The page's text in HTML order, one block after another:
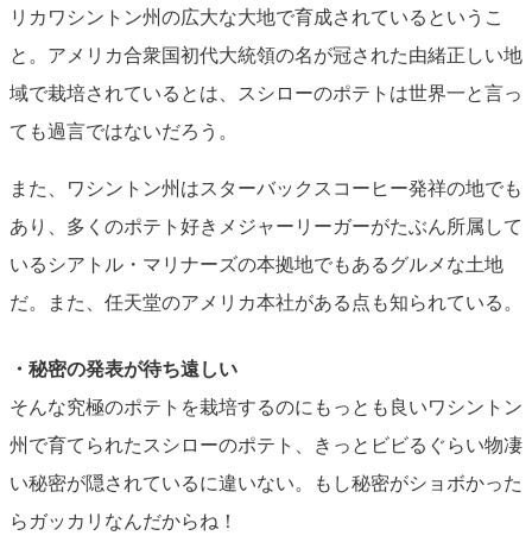
リカワシントン州の広大な大地で育成されているというこ
と。アメリカ合衆国初代大統領の名が冠された由緒正しい地
域で栽培されているとは、スシローのポテトは世界一と言っ
ても過言ではないだろう。
また、ワシントン州はスターバックスコーヒー発祥の地でも
あり、多くのポテト好きメジャーリーガーがたぶん所属して
いるシアトル・マリナーズの本拠地でもあるグルメな土地
だ。また、任天堂のアメリカ本社がある点も知られている。
・秘密の発表が待ち遠しい
そんな究極のポテトを栽培するのにもっとも良いワシントン
州で育てられたスシローのポテト、きっとビビるぐらい物凄
い秘密が隠されているに違いない。もし秘密がショボかった
らガッカリなんだからね！